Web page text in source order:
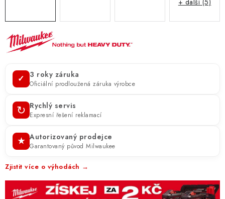
✓ 3 roky záruka
Oficiální prodloužená záruka výrobce
↻ Rychlý servis
Expresní řešení reklamací
★ Autorizovaný prodejce
Garantovaný původ Milwaukee
Zjistit více o výhodách →